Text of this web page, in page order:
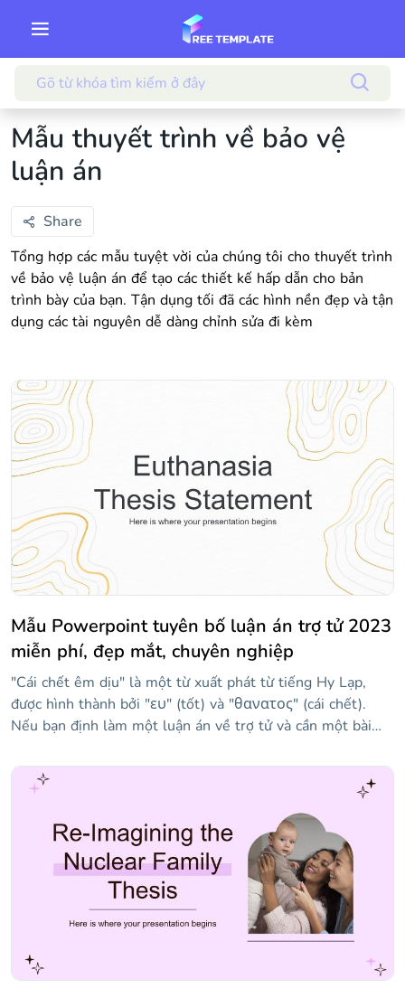
Mẫu thuyết trình về bảo vệ
luận án
Share
Tổng hợp các mẫu tuyệt vời của chúng tôi cho thuyết trình
về bảo vệ luận án để tạo các thiết kế hấp dẫn cho bản
trình bày của bạn. Tận dụng tối đã các hình nền đẹp và tận
dụng các tài nguyên dễ dàng chỉnh sửa đi kèm
Mẫu Powerpoint tuyên bố luận án trợ tử 2023
miễn phí, đẹp mắt, chuyên nghiệp
"Cái chết êm dịu" là một từ xuất phát từ tiếng Hy Lạp,
được hình thành bởi "ευ" (tốt) và "θανατος" (cái chết).
Nếu bạn định làm một luận án về trợ tử và cần một bài
về trợ tử là gì, các kỹ thuật mà nó được quản lý là gì, ai có
thể truy cập nó hoặc tranh cãi mà chủ đề này tạo ra. Các
slide cung cấp một phong cách trang trọng và được thiết
kế để làm cho thông tin của bạn nổi bật và bảo vệ luận án
của bạn thành công.